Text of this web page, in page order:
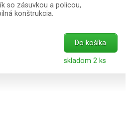
so zásuvkou a policou,
konštrukcia.
Do košíka
skladom 2 ks